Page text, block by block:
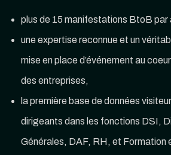
plus de 15 manifestations BtoB par
une expertise reconnue et un
mise en place d’événement au
des entreprises,
la première base de données
dirigeants dans les fonctions DSI,
Générales, DAF, RH, et Formation